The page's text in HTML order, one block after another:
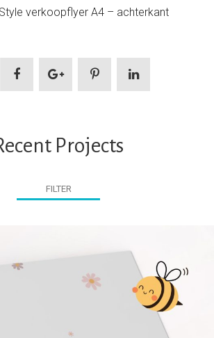
verkoopflyer A4 – achterkant
Projects
FILTER